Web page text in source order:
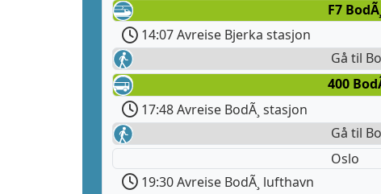
F7 BodÃ¸
14:07 Avreise Bjerka stasjon
Gå til
400
17:48 Avreise BodÃ¸ stasjon
Gå til
Oslo
19:30 Avreise BodÃ¸ lufthavn